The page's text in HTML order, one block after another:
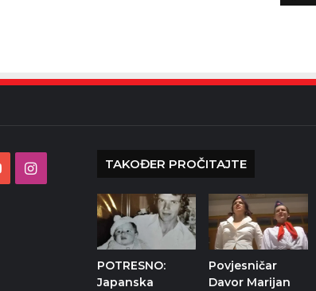
YouTubeInstagram TAKOĐER PROČITAJTE
POTRESNO:
Japanska
Povjesničar
Davor Marijan